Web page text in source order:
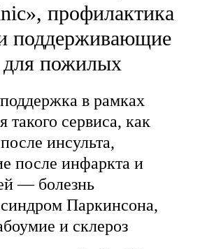
профилактика
поддерживающие
пожилых
в рамках
такого сервиса, как
инсульта,
после инфаркта и
— болезнь
Паркинсона,
и склероз